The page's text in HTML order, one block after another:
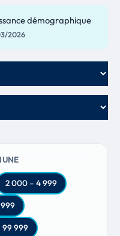
démographique
2026
2 000 – 4 999
999